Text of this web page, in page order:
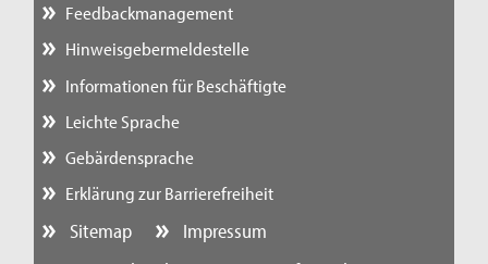
Feedbackmanagement
Hinweisgebermeldestelle
Informationen für Beschäftigte
Leichte Sprache
Gebärdensprache
Erklärung zur Barrierefreiheit
Sitemap
Impressum